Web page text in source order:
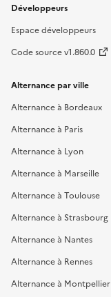
Développeurs
Espace développeurs
Code source v1.860.0
Alternance par ville
Alternance à Bordeaux
Alternance à Paris
Alternance à Lyon
Alternance à Marseille
Alternance à Toulouse
Alternance à Strasbourg
Alternance à Nantes
Alternance à Rennes
Alternance à Montpellier